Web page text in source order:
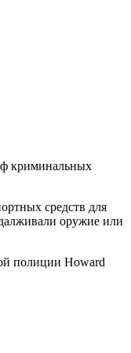
криминальных
средств для
оружие или
полиции Howard